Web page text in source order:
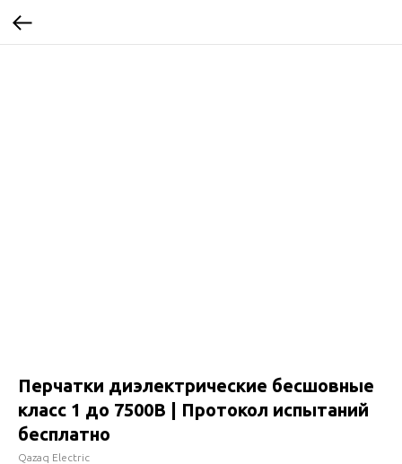
Перчатки диэлектрические бесшовные
класс 1 до 7500В | Протокол испытаний
бесплатно
Qazaq Electric